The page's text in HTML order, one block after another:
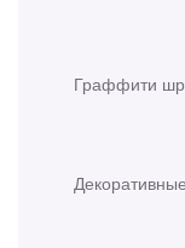
Граффити